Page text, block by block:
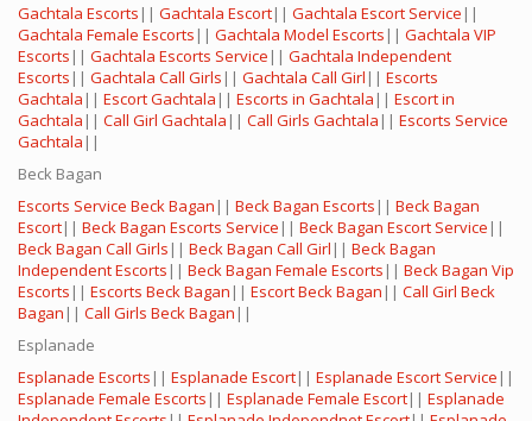
Gachtala Escorts || Gachtala Escort|| Gachtala Escort Service ||
Gachtala Female Escorts || Gachtala Model Escorts || Gachtala VIP
Escorts || Gachtala Escorts Service || Gachtala Independent
Escorts || Gachtala Call Girls || Gachtala Call Girl || Escorts
Gachtala || Escort Gachtala || Escorts in Gachtala || Escort in
Gachtala || Call Girl Gachtala || Call Girls Gachtala || Escorts Service
Gachtala ||
Beck Bagan
Escorts Service Beck Bagan || Beck Bagan Escorts || Beck Bagan
Escort|| Beck Bagan Escorts Service || Beck Bagan Escort Service ||
Beck Bagan Call Girls || Beck Bagan Call Girl || Beck Bagan
Independent Escorts || Beck Bagan Female Escorts || Beck Bagan Vip
Escorts || Escorts Beck Bagan || Escort Beck Bagan || Call Girl Beck
Bagan || Call Girls Beck Bagan ||
Esplanade
Esplanade Escorts || Esplanade Escort|| Esplanade Escort Service ||
Esplanade Female Escorts || Esplanade Female Escort|| Esplanade